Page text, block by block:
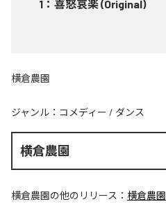
1 ： 喜怒哀楽 (Original)
横倉農園
ジャンル： コメディー / ダンス
横倉農園
横倉農園の他のリリース： 横倉農園